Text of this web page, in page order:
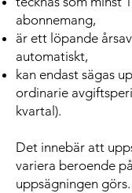
abonnemang,
är ett löpande
automatiskt,
kan endast sägas
ordinarie
kvartal).
Det innebär att
variera beroende
uppsägningen